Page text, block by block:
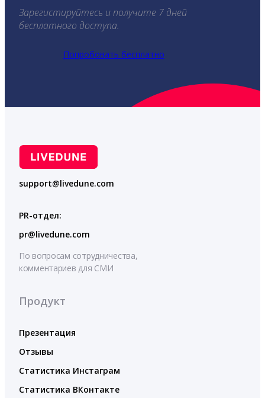
Зарегистируйтесь и получите 7 дней
бесплатного доступа.
Попробовать бесплатно
support@livedune.com
PR-отдел:
pr@livedune.com
По вопросам сотрудничества,
комментариев для СМИ
Продукт
Презентация
Отзывы
Статистика Инстаграм
Статистика ВКонтакте